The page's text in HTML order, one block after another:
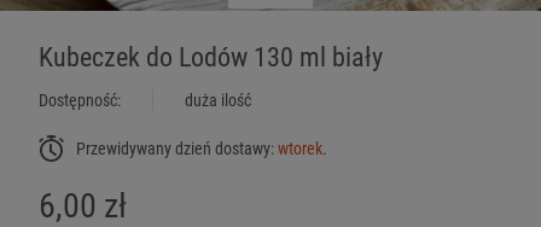
Kubeczek do Lodów 130 ml biały
Dostępność: duża ilość
Przewidywany dzień dostawy:wtorek.
6,00 zł